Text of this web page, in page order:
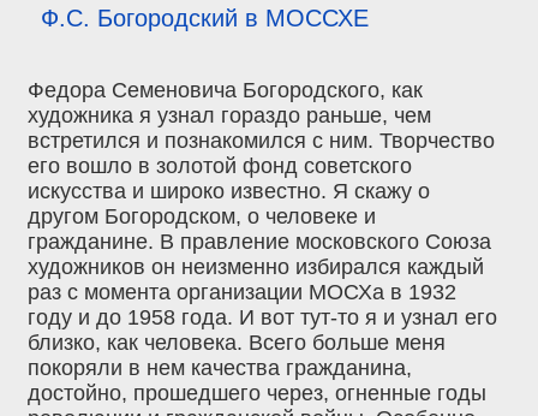
Ф.С. Богородский в МОССХЕ
Федора Семеновича Богородского, как
художника я узнал гораздо раньше, чем
встретился и познакомился с ним. Творчество
его вошло в золотой фонд советского
искусства и широко известно. Я скажу о
другом Богородском, о человеке и
гражданине. В правление московского Союза
художников он неизменно избирался каждый
раз с момента организации МОСХа в 1932
году и до 1958 года. И вот тут-то я и узнал его
близко, как человека. Всего больше меня
покоряли в нем качества гражданина,
достойно, прошедшего через, огненные годы